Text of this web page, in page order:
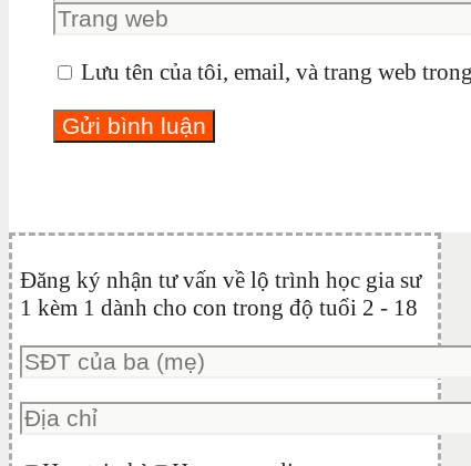
Lưu tên của tôi, email, và trang web
Đăng ký nhận tư vấn về lộ trình học gia sư
1 kèm 1 dành cho con trong độ tuổi 2 - 18